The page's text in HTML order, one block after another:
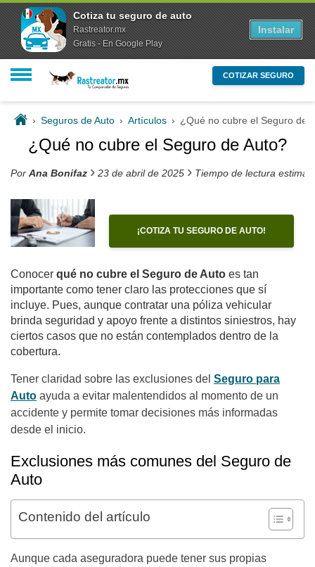
COTIZAR SEGURO
› Seguros de Auto › Artículos › ¿Qué no cubre el Seguro de
¿Qué no cubre el Seguro de Auto?
Por Ana Bonifaz › 23 de abril de 2025 › Tiempo de lectura
¡COTIZA TU SEGURO DE AUTO!
Conocer qué no cubre el Seguro de Auto es tan
importante como tener claro las protecciones que sí
incluye. Pues, aunque contratar una póliza vehicular
brinda seguridad y apoyo frente a distintos siniestros, hay
ciertos casos que no están contemplados dentro de la
cobertura.
Tener claridad sobre las exclusiones del Seguro para
Auto ayuda a evitar malentendidos al momento de un
accidente y permite tomar decisiones más informadas
desde el inicio.
Exclusiones más comunes del Seguro de
Auto
Contenido del artículo
Aunque cada aseguradora puede tener sus propias
Cotiza tu seguro de auto
Rastreator.mx
Gratis - En Google Play
Instalar